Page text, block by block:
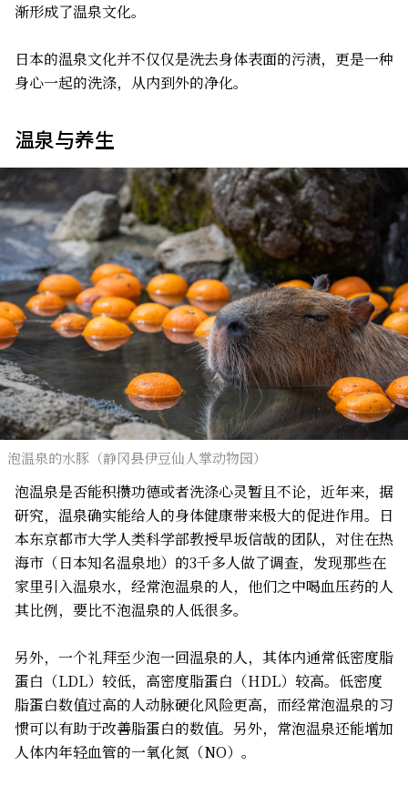
渐形成了温泉文化。
日本的温泉文化并不仅仅是洗去身体表面的污渍，更是一种
身心一起的洗涤，从内到外的净化。
温泉与养生
泡温泉的水豚（静冈县伊豆仙人掌动物园）
泡温泉是否能积攒功德或者洗涤心灵暂且不论，近年来，据
研究，温泉确实能给人的身体健康带来极大的促进作用。日
本东京都市大学人类科学部教授早坂信哉的团队，对住在热
海市（日本知名温泉地）的3千多人做了调查，发现那些在
家里引入温泉水，经常泡温泉的人，他们之中喝血压药的人
其比例，要比不泡温泉的人低很多。
另外，一个礼拜至少泡一回温泉的人，其体内通常低密度脂
蛋白（LDL）较低，高密度脂蛋白（HDL）较高。低密度
脂蛋白数值过高的人动脉硬化风险更高，而经常泡温泉的习
惯可以有助于改善脂蛋白的数值。另外，常泡温泉还能增加
人体内年轻血管的一氧化氮（NO）。